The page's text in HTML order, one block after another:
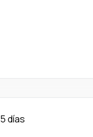
5 días